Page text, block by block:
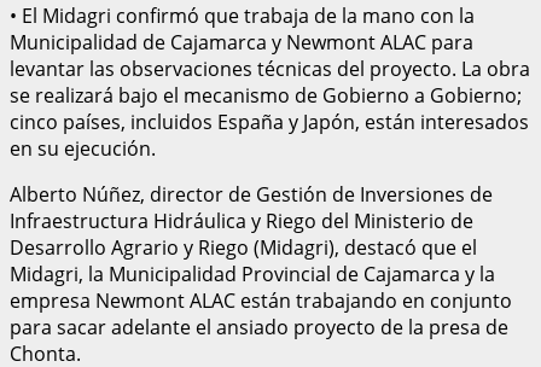
• El Midagri confirmó que trabaja de la mano con la
Municipalidad de Cajamarca y Newmont ALAC para
levantar las observaciones técnicas del proyecto. La obra
se realizará bajo el mecanismo de Gobierno a Gobierno;
cinco países, incluidos España y Japón, están interesados
en su ejecución.
Alberto Núñez, director de Gestión de Inversiones de
Infraestructura Hidráulica y Riego del Ministerio de
Desarrollo Agrario y Riego (Midagri), destacó que el
Midagri, la Municipalidad Provincial de Cajamarca y la
empresa Newmont ALAC están trabajando en conjunto
para sacar adelante el ansiado proyecto de la presa de
Chonta.